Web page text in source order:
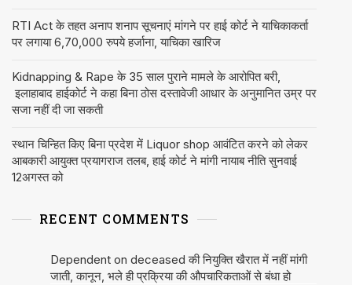
RTI Act के तहत अनाप शनाप सूचनाएं मांगने पर हाई कोर्ट ने याचिकाकर्ता
पर लगाया 6,70,000 रुपये हर्जाना, याचिका खारिज
Kidnapping & Rape के 35 साल पुराने मामले के आरोपित बरी,
इलाहाबाद हाईकोर्ट ने कहा बिना ठोस दस्तावेजी आधार के अनुमानित उम्र पर
सजा नहीं दी जा सकती
स्थान चिन्हित किए बिना प्रदेश में Liquor shop आवंटित करने को लेकर
आबकारी आयुक्त प्रयागराज तलब, हाई कोर्ट ने मांगी नायाब नीति सुनवाई
12अगस्त को
RECENT COMMENTS
Dependent on deceased की नियुक्ति खैरात में नहीं मांगी
जाती, कानून, भले ही प्रक्रिया की औपचारिकताओं से बंधा हो